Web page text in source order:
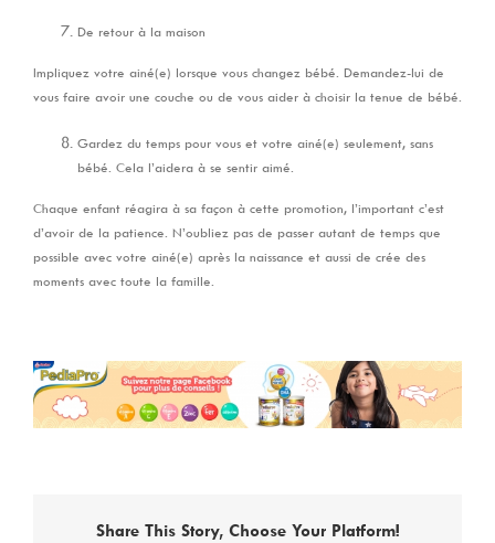
De retour à la maison
Impliquez votre ainé(e) lorsque vous changez bébé. Demandez-lui de
vous faire avoir une couche ou de vous aider à choisir la tenue de bébé.
Gardez du temps pour vous et votre ainé(e) seulement, sans
bébé. Cela l’aidera à se sentir aimé.
Chaque enfant réagira à sa façon à cette promotion, l’important c’est
d’avoir de la patience. N’oubliez pas de passer autant de temps que
possible avec votre ainé(e) après la naissance et aussi de crée des
moments avec toute la famille.
Share This Story, Choose Your Platform!